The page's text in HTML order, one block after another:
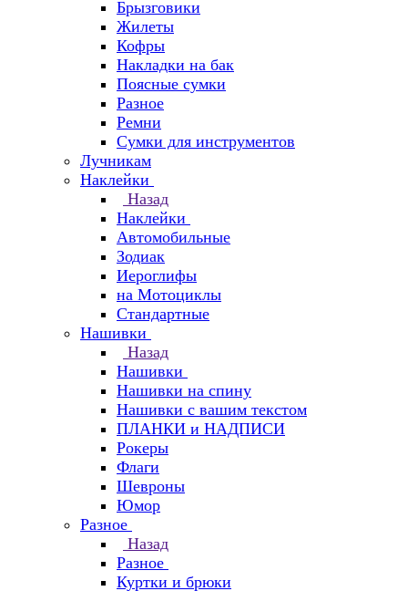
Брызговики
Жилеты
Кофры
Накладки на бак
Поясные сумки
Разное
Ремни
Сумки для инструментов
Лучникам
Наклейки
Назад
Наклейки
Автомобильные
Зодиак
Иероглифы
на Мотоциклы
Стандартные
Нашивки
Назад
Нашивки
Нашивки на спину
Нашивки с вашим текстом
ПЛАНКИ и НАДПИСИ
Рокеры
Флаги
Шевроны
Юмор
Разное
Назад
Разное
Куртки и брюки